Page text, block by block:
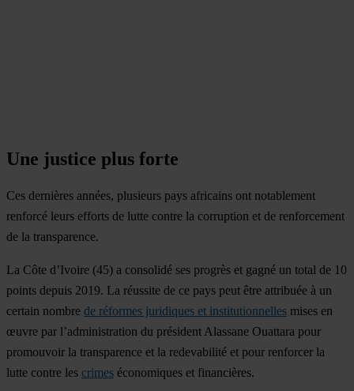
Une justice plus forte
Ces dernières années, plusieurs pays africains ont notablement
renforcé leurs efforts de lutte contre la corruption et de renforcement
de la transparence.
La Côte d’Ivoire (45) a consolidé ses progrès et gagné un total de 10
points depuis 2019. La réussite de ce pays peut être attribuée à un
certain nombre de réformes juridiques et institutionnelles mises en
œuvre par l’administration du président Alassane Ouattara pour
promouvoir la transparence et la redevabilité et pour renforcer la
lutte contre les crimes économiques et financières.